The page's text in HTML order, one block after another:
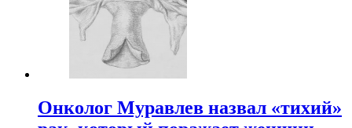
Онколог Муравлев назвал «тихий»